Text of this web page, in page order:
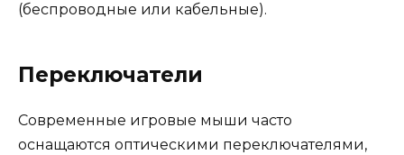
(беспроводные или кабельные).
Переключатели
Современные игровые мыши часто
оснащаются оптическими переключателями,